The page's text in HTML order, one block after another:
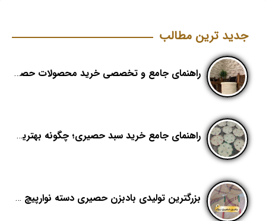
جدید ترین مطالب
راهنمای جامع و تخصصی خرید محصولات حصیری؛ هنر اصیل در دکوراسیون مدرن (بخش اول)
راهنمای جامع خرید سبد حصیری؛ چگونه بهترین کیفیت را در «هدیکا» تشخیص دهیم؟
بزرگترین تولیدی بادبزن حصیری دسته نوارپیچ در ایران با اسم برند هدیکا